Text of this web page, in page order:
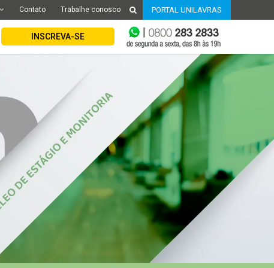
Contato Trabalhe conosco PORTAL UNILAVRAS
INSCREVA-SE